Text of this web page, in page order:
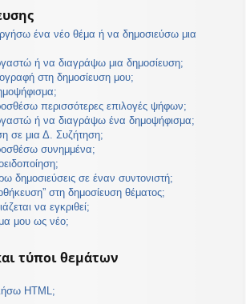
ένα νέο θέμα ή να δημοσιεύσω μια
ή να διαγράψω μια δημοσίευση;
στη δημοσίευση μου;
περισσότερες επιλογές ψήφων;
ή να διαγράψω ένα δημοψήφισμα;
σε μια Δ. Συζήτηση;
συνημμένα;
σε έναν συντονιστή;
στη δημοσίευση θέματος;
να εγκριθεί;
μου ως νέο;
τύποι θεμάτων
HTML;